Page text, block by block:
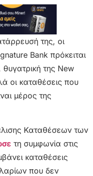
της, οι
Bank πρόκειται
της New
οι καταθέσεις που
μέρος της
Καταθέσεων των
τη συμφωνία στις
καταθέσεις
που δεν